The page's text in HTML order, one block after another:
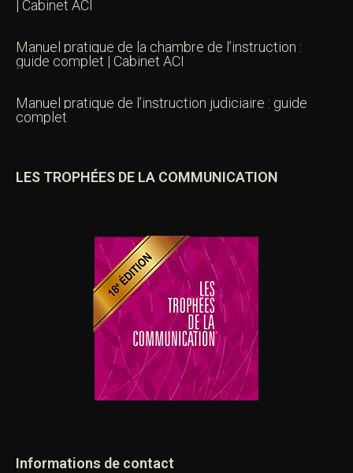
| Cabinet ACI
Manuel pratique de la chambre de l’instruction :
guide complet | Cabinet ACI
Manuel pratique de l’instruction judiciaire : guide
complet
LES TROPHÉES DE LA COMMUNICATION
Informations de contact